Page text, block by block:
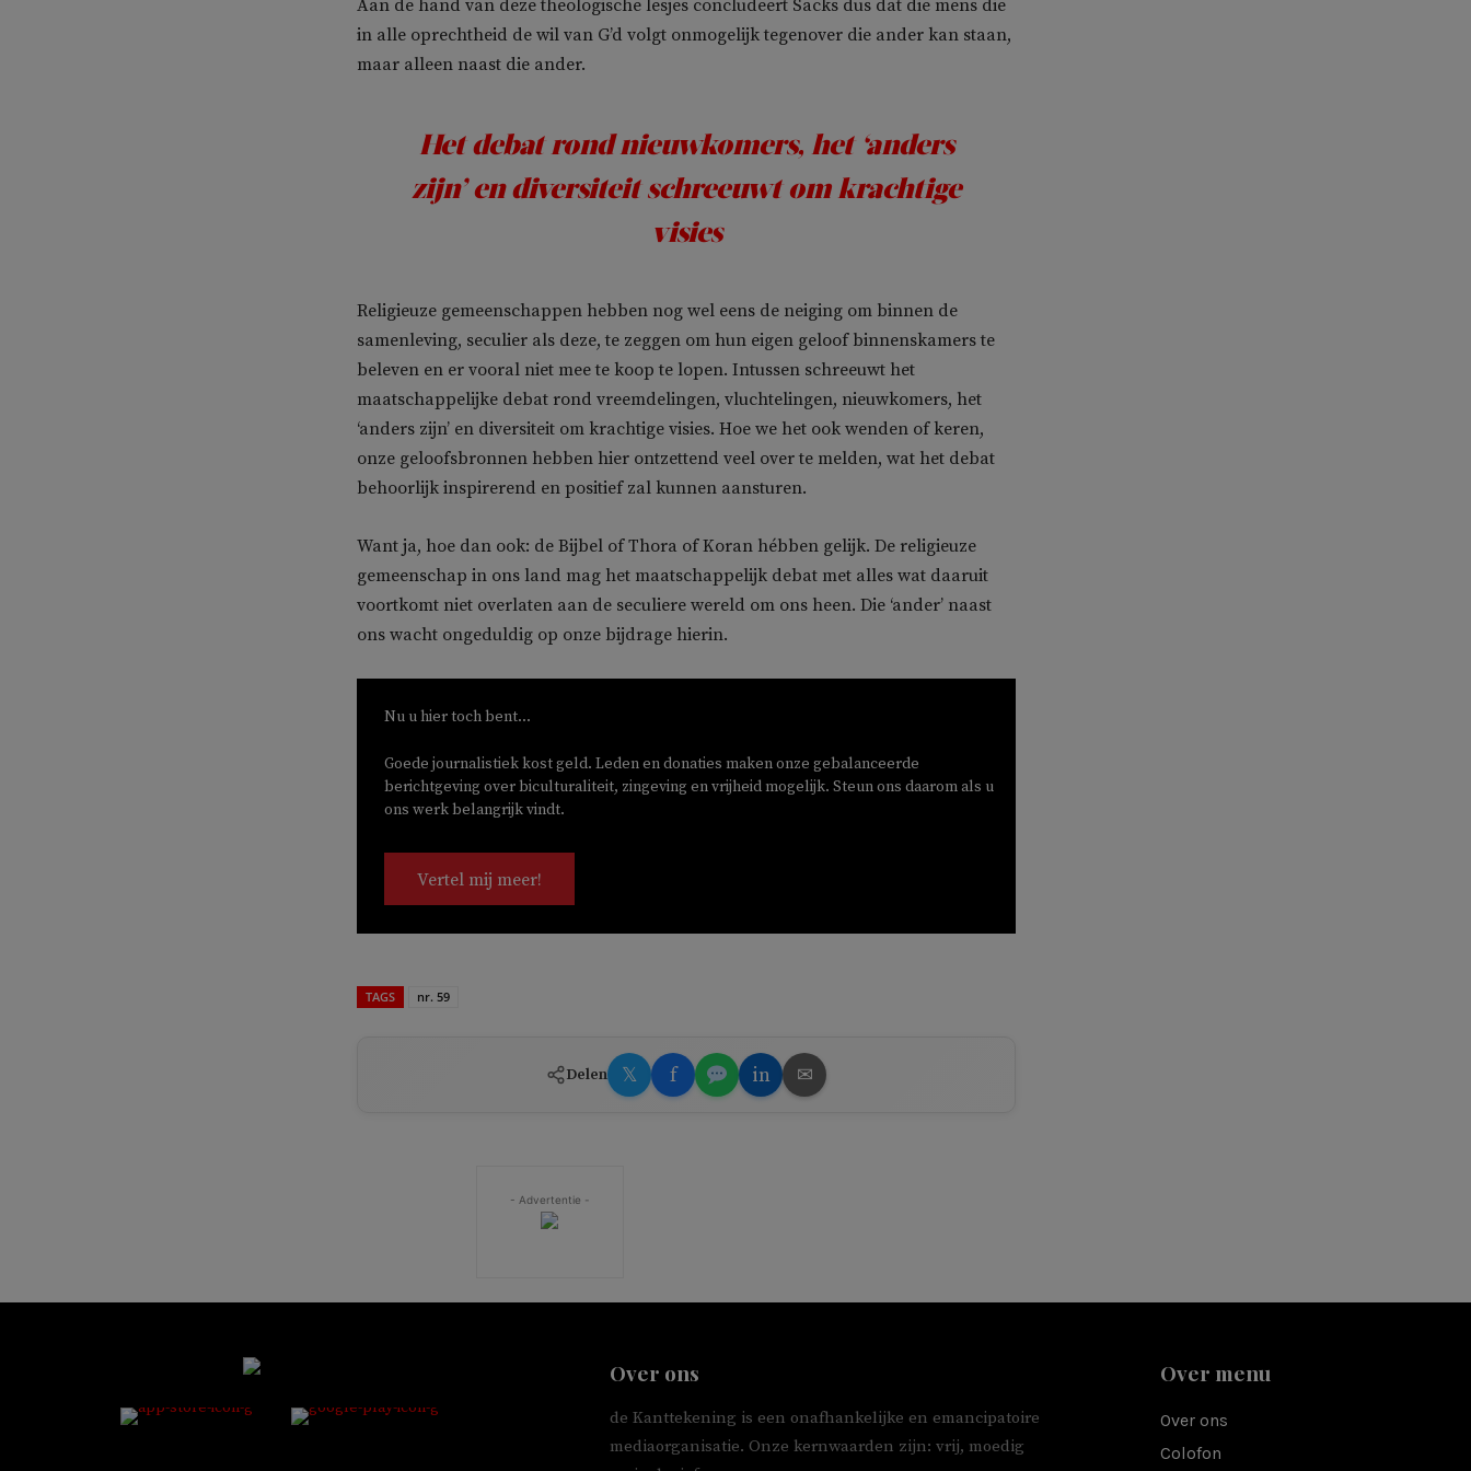
Aan de hand van deze theologische lesjes concludeert Sacks dus dat die mens die
in alle oprechtheid de wil van G’d volgt onmogelijk tegenover die ander kan staan,
maar alleen naast die ander.
Het debat rond nieuwkomers, het ‘anders
zijn’ en diversiteit schreeuwt om krachtige
visies
Religieuze gemeenschappen hebben nog wel eens de neiging om binnen de
samenleving, seculier als deze, te zeggen om hun eigen geloof binnenskamers te
beleven en er vooral niet mee te koop te lopen. Intussen schreeuwt het
maatschappelijke debat rond vreemdelingen, vluchtelingen, nieuwkomers, het
‘anders zijn’ en diversiteit om krachtige visies. Hoe we het ook wenden of keren,
onze geloofsbronnen hebben hier ontzettend veel over te melden, wat het debat
behoorlijk inspirerend en positief zal kunnen aansturen.
Want ja, hoe dan ook: de Bijbel of Thora of Koran hébben gelijk. De religieuze
gemeenschap in ons land mag het maatschappelijk debat met alles wat daaruit
voortkomt niet overlaten aan de seculiere wereld om ons heen. Die ‘ander’ naast
ons wacht ongeduldig op onze bijdrage hierin.
Nu u hier toch bent...
Goede journalistiek kost geld. Leden en donaties maken onze gebalanceerde
berichtgeving over biculturaliteit, zingeving en vrijheid mogelijk. Steun ons daarom als u
ons werk belangrijk vindt.
Vertel mij meer!
TAGS nr. 59
Delen 𝕏 f in ✉
- Advertentie -
Over ons
de Kanttekening is een onafhankelijke en emancipatoire
mediaorganisatie. Onze kernwaarden zijn: vrij, moedig
Over menu
Over ons
Colofon